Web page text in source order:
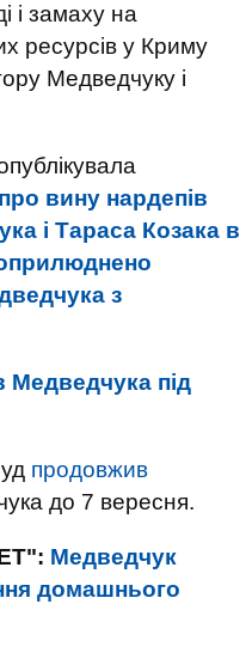
і замаху на
ресурсів у Криму
Медведчуку і
вину нардепів
і Тараса Козака в
з
Медведчука під
продовжив
до 7 вересня.
Медведчук
домашнього